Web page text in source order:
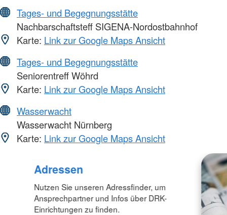
Tages- und Begegnungsstätte
Nachbarschaftsteff SIGENA-Nordostbahnhof
Karte: Link zur Google Maps Ansicht
Tages- und Begegnungsstätte
Seniorentreff Wöhrd
Karte: Link zur Google Maps Ansicht
Wasserwacht
Wasserwacht Nürnberg
Karte: Link zur Google Maps Ansicht
Adressen
Nutzen Sie unseren Adressfinder, um
Ansprechpartner und Infos über DRK-
Einrichtungen zu finden.